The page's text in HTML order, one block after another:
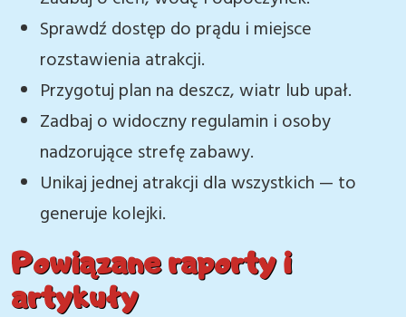
Sprawdź dostęp do prądu i miejsce
rozstawienia atrakcji.
Przygotuj plan na deszcz, wiatr lub upał.
Zadbaj o widoczny regulamin i osoby
nadzorujące strefę zabawy.
Unikaj jednej atrakcji dla wszystkich — to
generuje kolejki.
Powiązane raporty i
artykuły